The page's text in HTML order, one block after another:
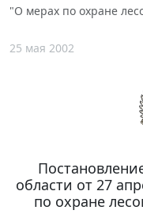
"О мерах по охране
25 мая 2002
области от 27
по охране